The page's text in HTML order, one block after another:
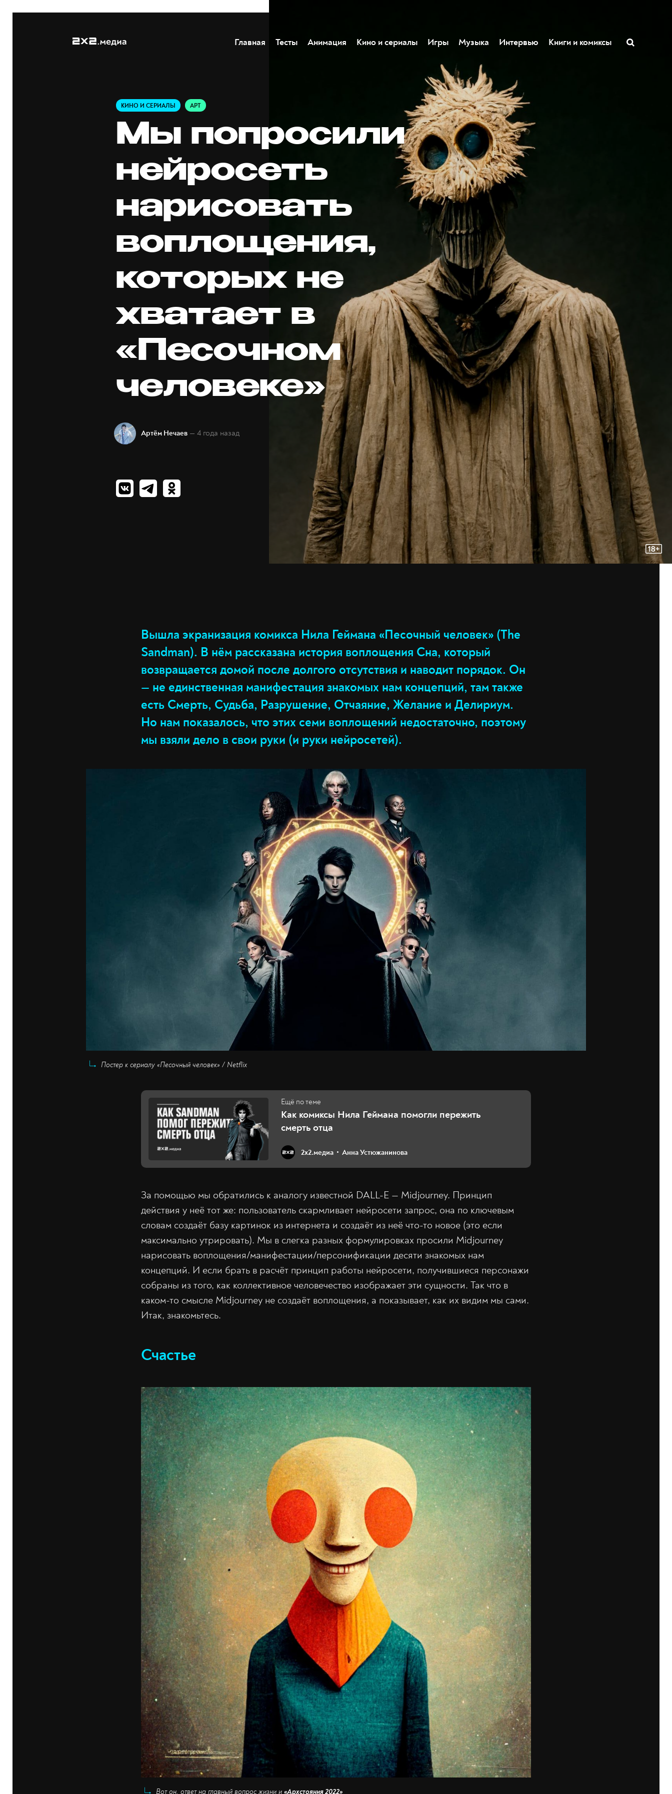
Главная Тесты Анимация Кино и сериалы Игры Музыка Интервью Книги и комиксы
КИНО И СЕРИАЛЫ АРТ
Мы попросили
нейросеть
нарисовать
воплощения,
которых не
хватает в
«Песочном
человеке»
Артём Нечаев — 4 года назад
Вышла экранизация комикса Нила Геймана «Песочный человек» (The
Sandman). В нём рассказана история воплощения Сна, который
возвращается домой после долгого отсутствия и наводит порядок. Он
— не единственная манифестация знакомых нам концепций, там также
есть Смерть, Судьба, Разрушение, Отчаяние, Желание и Делириум.
Но нам показалось, что этих семи воплощений недостаточно, поэтому
мы взяли дело в свои руки (и руки нейросетей).
Постер к сериалу «Песочный человек» / Netflix
Как комиксы Нила Геймана помогли пережить
смерть отца
2х2.медиа Анна Устюжанинова
За помощью мы обратились к аналогу известной DALL-E — Midjourney. Принцип
действия у неё тот же: пользователь скармливает нейросети запрос, она по ключевым
словам создаёт базу картинок из интернета и создаёт из неё что-то новое (это если
максимально утрировать). Мы в слегка разных формулировках просили Midjourney
нарисовать воплощения/манифестации/персонификации десяти знакомых нам
концепций. И если брать в расчёт принцип работы нейросети, получившиеся персонажи
собраны из того, как коллективное человечество изображает эти сущности. Так что в
каком-то смысле Midjourney не создаёт воплощения, а показывает, как их видим мы сами.
Итак, знакомьтесь.
Счастье
Вот он, ответ на главный вопрос жизни и «Архстояния 2022»